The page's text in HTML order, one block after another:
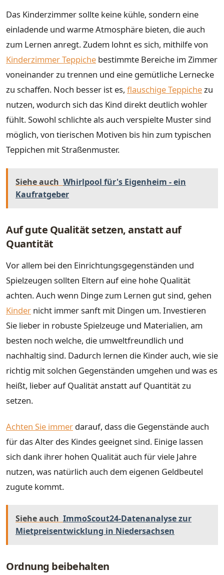
Das Kinderzimmer sollte keine kühle, sondern eine
einladende und warme Atmosphäre bieten, die auch
zum Lernen anregt. Zudem lohnt es sich, mithilfe von
Kinderzimmer Teppiche bestimmte Bereiche im Zimmer
voneinander zu trennen und eine gemütliche Lernecke
zu schaffen. Noch besser ist es, flauschige Teppichezu
nutzen, wodurch sich das Kind direkt deutlich wohler
fühlt. Sowohl schlichte als auch verspielte Muster sind
möglich, von tierischen Motiven bis hin zum typischen
Teppichen mit Straßenmuster.
Siehe auch Whirlpool für's Eigenheim - ein
Kaufratgeber
Auf gute Qualität setzen, anstatt auf
Quantität
Vor allem bei den Einrichtungsgegenständen und
Spielzeugen sollten Eltern auf eine hohe Qualität
achten. Auch wenn Dinge zum Lernen gut sind, gehen
Kinder nicht immer sanft mit Dingen um. Investieren
Sie lieber in robuste Spielzeuge und Materialien, am
besten noch welche, die umweltfreundlich und
nachhaltig sind. Dadurch lernen die Kinder auch, wie sie
richtig mit solchen Gegenständen umgehen und was es
heißt, lieber auf Qualität anstatt auf Quantität zu
setzen.
Achten Sie immer darauf, dass die Gegenstände auch
für das Alter des Kindes geeignet sind. Einige lassen
sich dank ihrer hohen Qualität auch für viele Jahre
nutzen, was natürlich auch dem eigenen Geldbeutel
zugute kommt.
Siehe auch ImmoScout24-Datenanalyse zur
Mietpreisentwicklung in Niedersachsen
Ordnung beibehalten